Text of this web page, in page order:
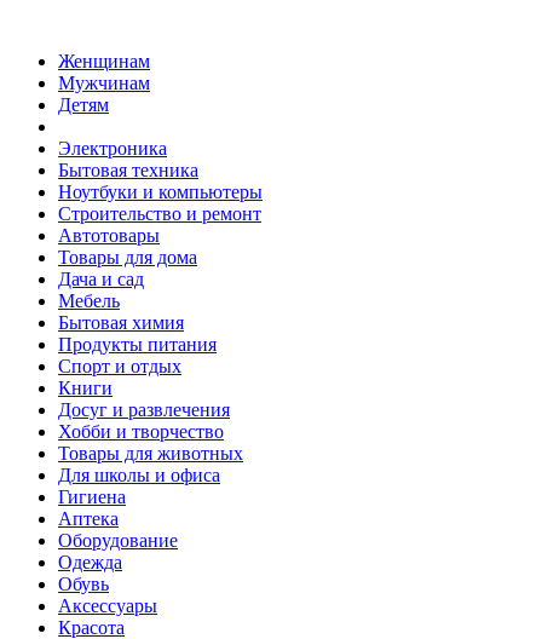
Женщинам
Мужчинам
Детям
Электроника
Бытовая техника
Ноутбуки и компьютеры
Строительство и ремонт
Автотовары
Товары для дома
Дача и сад
Мебель
Бытовая химия
Продукты питания
Спорт и отдых
Книги
Досуг и развлечения
Хобби и творчество
Товары для животных
Для школы и офиса
Гигиена
Аптека
Оборудование
Одежда
Обувь
Аксессуары
Красота